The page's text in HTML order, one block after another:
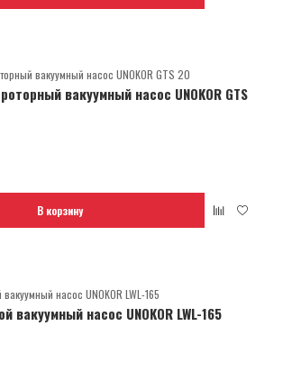
вакуумный насос UNOKOR GTS
В корзину
вакуумный насос UNOKOR LWL-165